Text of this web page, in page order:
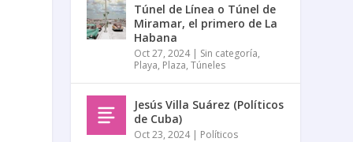
Túnel de Línea o Túnel de
Miramar, el primero de La
Habana
Oct 27, 2024| Sin categoría,
Playa, Plaza,Túneles
Jesús Villa Suárez (Políticos
de Cuba)
Oct 23, 2024| Políticos